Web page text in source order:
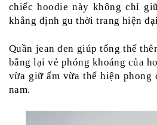
chiếc hoodie này không chỉ
khẳng định gu thời trang hiện
Quần jean đen giúp tổng thể
bằng lại vẻ phóng khoáng của
vừa giữ ấm vừa thể hiện phong
nam.